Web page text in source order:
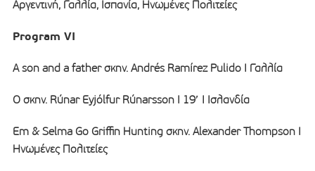
Αργεντινή, Γαλλία, Ισπανία, Ηνωμένες Πολιτείες
Program VI
A son and a father σκην. Andrés Ramírez Pulido Ι Γαλλία
O σκην. Rúnar Eyjólfur Rúnarsson Ι 19′ Ι Ισλανδία
Em & Selma Go Griffin Hunting σκην. Alexander Thompson Ι
Ηνωμένες Πολιτείες